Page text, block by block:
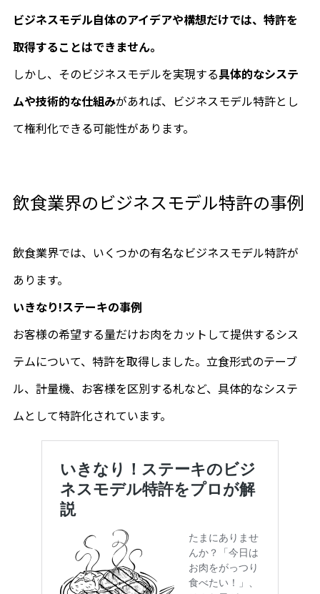
ビジネスモデル自体のアイデアや構想だけでは、特許を
取得することはできません。
しかし、そのビジネスモデルを実現する具体的なシステ
ムや技術的な仕組みがあれば、ビジネスモデル特許とし
て権利化できる可能性があります。
飲食業界のビジネスモデル特許の事例
飲食業界では、いくつかの有名なビジネスモデル特許が
あります。
いきなり!ステーキの事例
お客様の希望する量だけお肉をカットして提供するシス
テムについて、特許を取得しました。立食形式のテーブ
ル、計量機、お客様を区別する札など、具体的なシステ
ムとして特許化されています。